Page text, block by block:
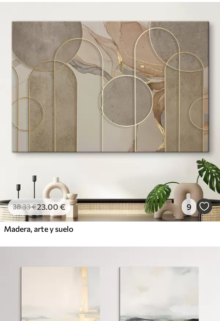
38.33€23.00 € 9
Madera, arte y suelo